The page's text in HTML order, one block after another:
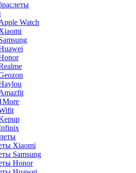
Watch
Xiaomi
Samsung
Honor